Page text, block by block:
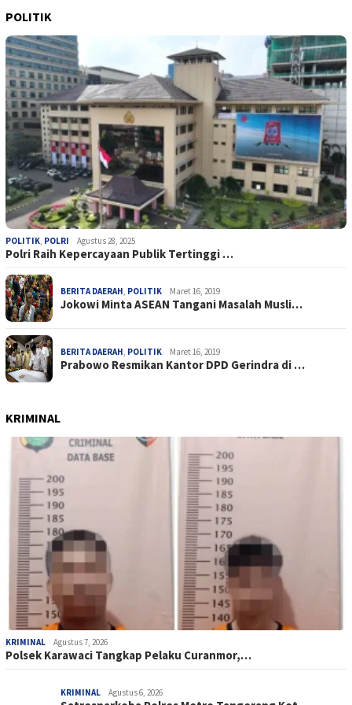
POLITIK
POLITIK, POLRI Agustus 28, 2025
Polri Raih Kepercayaan Publik Tertinggi …
BERITA DAERAH, POLITIK Maret 16, 2019
Jokowi Minta ASEAN Tangani Masalah Musli…
BERITA DAERAH, POLITIK Maret 16, 2019
Prabowo Resmikan Kantor DPD Gerindra di …
KRIMINAL
KRIMINAL Agustus 7, 2026
Polsek Karawaci Tangkap Pelaku Curanmor,…
KRIMINAL Agustus 6, 2026